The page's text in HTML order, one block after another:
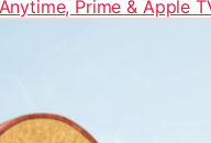
Prime & Apple